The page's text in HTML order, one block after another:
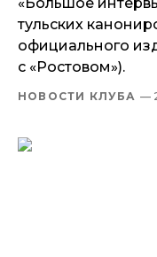
тульских
официального
с «Ростовом»).
НОВОСТИ КЛУБА —